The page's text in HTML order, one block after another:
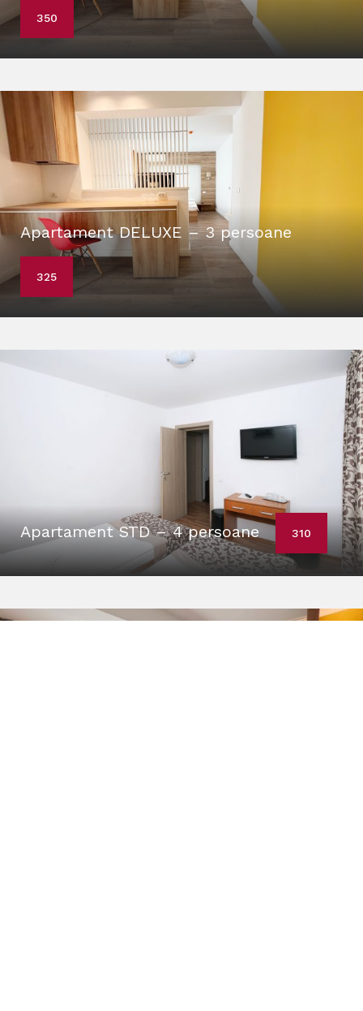
350
Apartament DELUXE – 3 persoane
325
Apartament STD – 4 persoane 310